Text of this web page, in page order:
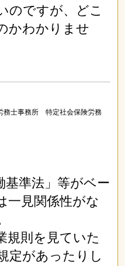
のですが、どこ
かわかりませ
務士事務所 特定社会保険労務
基準法」等がベー
一見関係性がな
規則を見ていた
定があったりし